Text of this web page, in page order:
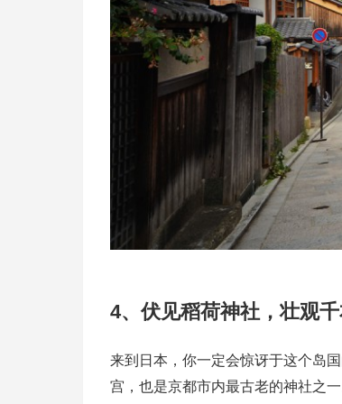
4、伏见稻荷神社，壮观
来到日本，你一定会惊讶于这个岛
宫，也是京都市内最古老的神社之